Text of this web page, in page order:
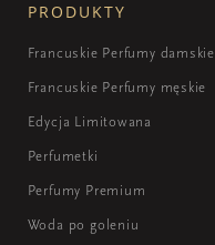
PRODUKTY
Francuskie Perfumy damskie
Francuskie Perfumy męskie
Edycja Limitowana
Perfumetki
Perfumy Premium
Woda po goleniu